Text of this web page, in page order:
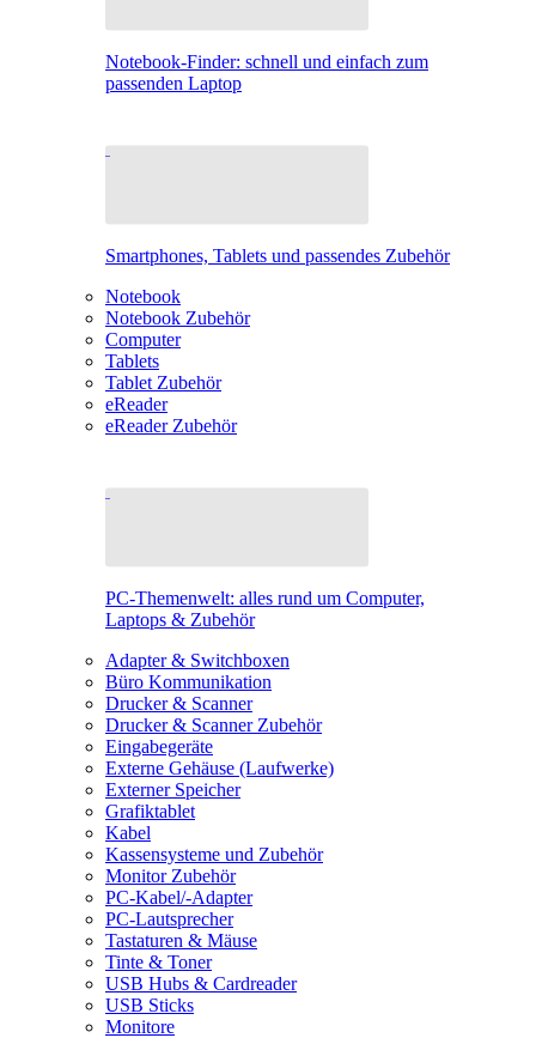
Notebook-Finder: schnell und einfach zum
passenden Laptop
Smartphones, Tablets und passendes Zubehör
Notebook
Notebook Zubehör
Computer
Tablets
Tablet Zubehör
eReader
eReader Zubehör
PC-Themenwelt: alles rund um Computer,
Laptops & Zubehör
Adapter & Switchboxen
Büro Kommunikation
Drucker & Scanner
Drucker & Scanner Zubehör
Eingabegeräte
Externe Gehäuse (Laufwerke)
Externer Speicher
Grafiktablet
Kabel
Kassensysteme und Zubehör
Monitor Zubehör
PC-Kabel/-Adapter
PC-Lautsprecher
Tastaturen & Mäuse
Tinte & Toner
USB Hubs & Cardreader
USB Sticks
Monitore